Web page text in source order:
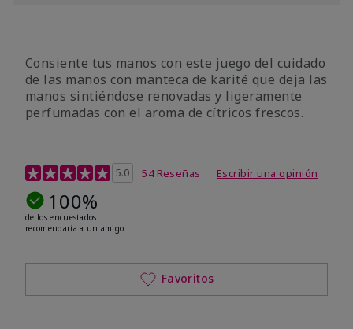
Consiente tus manos con este juego del cuidado
de las manos con manteca de karité que deja las
manos sintiéndose renovadas y ligeramente
perfumadas con el aroma de cítricos frescos.
Calificación de clientes de 4,7 de 5
5.0 54 Reseñas Escribir una opinión
100%
de los encuestados
recomendaría a un amigo.
Favoritos